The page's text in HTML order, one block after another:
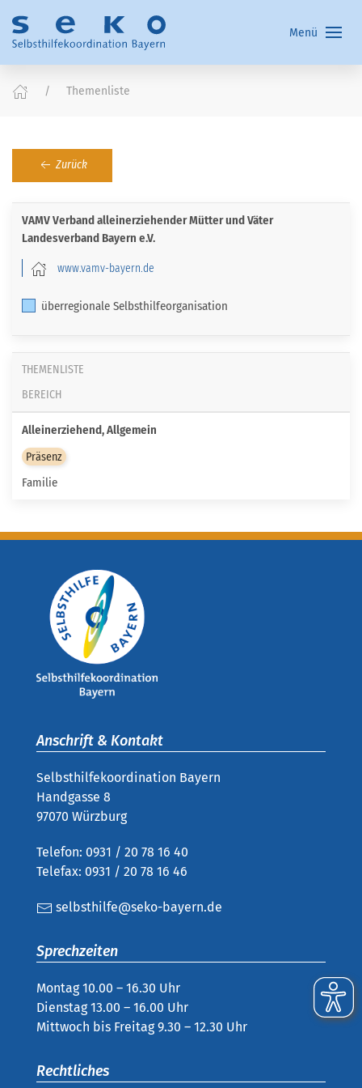
Menü
Themenliste
Zurück
VAMV Verband alleinerziehender Mütter und Väter
Landesverband Bayern e.V.
www.vamv-bayern.de
überregionale Selbsthilfeorganisation
THEMENLISTE
BEREICH
Alleinerziehend, Allgemein
Präsenz
Familie
Anschrift & Kontakt
Selbsthilfekoordination Bayern
Handgasse 8
97070 Würzburg
Telefon: 0931 / 20 78 16 40
Telefax: 0931 / 20 78 16 46
selbsthilfe@seko-bayern.de
Sprechzeiten
Montag 10.00 – 16.30 Uhr
Dienstag 13.00 – 16.00 Uhr
Mittwoch bis Freitag 9.30 – 12.30 Uhr
Rechtliches